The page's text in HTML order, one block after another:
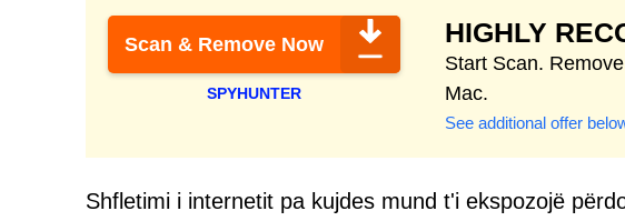
Scan & Remove Now
SPYHUNTER
HIGHLY
Start Scan.
Mac.
See additional offer
Shfletimi i internetit pa kujdes mund t'i ekspozojë